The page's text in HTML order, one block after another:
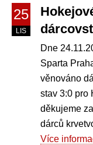
25
LIS
Dne
Sparta
věnováno
stav 3:0 pro
děkujeme
dárců
Více